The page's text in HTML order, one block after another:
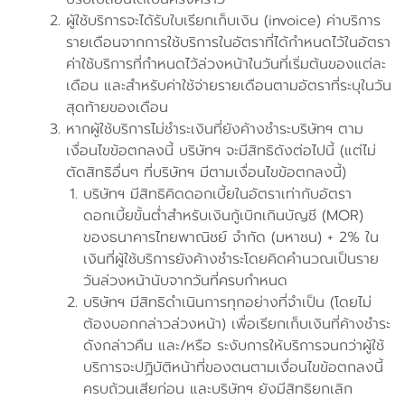
ผู้ใช้บริการจะได้รับใบเรียกเก็บเงิน (invoice) ค่าบริการ
รายเดือนจากการใช้บริการในอัตราที่ได้กำหนดไว้ในอัตรา
ค่าใช้บริการที่กำหนดไว้ล่วงหน้าในวันที่เริ่มต้นของแต่ละ
เดือน และสำหรับค่าใช้จ่ายรายเดือนตามอัตราที่ระบุในวัน
สุดท้ายของเดือน
หากผู้ใช้บริการไม่ชำระเงินที่ยังค้างชำระบริษัทฯ ตาม
เงื่อนไขข้อตกลงนี้ บริษัทฯ จะมีสิทธิดังต่อไปนี้ (แต่ไม่
ตัดสิทธิอื่นๆ ที่บริษัทฯ มีตามเงื่อนไขข้อตกลงนี้)
บริษัทฯ มีสิทธิคิดดอกเบี้ยในอัตราเท่ากับอัตรา
ดอกเบี้ยขั้นต่ำสำหรับเงินกู้เบิกเกินบัญชี (MOR)
ของธนาคารไทยพาณิชย์ จำกัด (มหาชน) + 2% ใน
เงินที่ผู้ใช้บริการยังค้างชำระโดยคิดคำนวณเป็นราย
วันล่วงหน้านับจากวันที่ครบกำหนด
บริษัทฯ มีสิทธิดำเนินการทุกอย่างที่จำเป็น (โดยไม่
ต้องบอกกล่าวล่วงหน้า) เพื่อเรียกเก็บเงินที่ค้างชำระ
ดังกล่าวคืน และ/หรือ ระงับการให้บริการจนกว่าผู้ใช้
บริการจะปฏิบัติหน้าที่ของตนตามเงื่อนไขข้อตกลงนี้
ครบถ้วนเสียก่อน และบริษัทฯ ยังมีสิทธิยกเลิก